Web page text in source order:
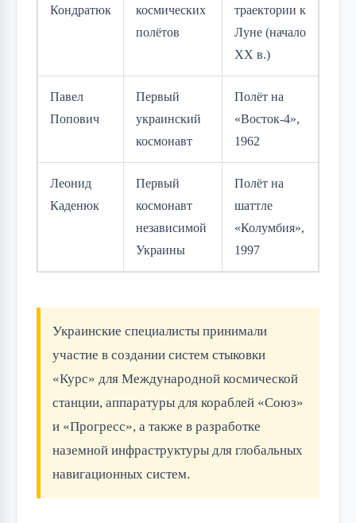
Кондратюк
космических
полётов
траектории к
Луне (начало
XX в.)
Павел
Попович
Первый
украинский
космонавт
Полёт на
«Восток-4»,
1962
Леонид
Каденюк
Первый
космонавт
независимой
Украины
Полёт на
шаттле
«Колумбия»,
1997
Украинские специалисты принимали
участие в создании систем стыковки
«Курс» для Международной космической
станции, аппаратуры для кораблей «Союз»
и «Прогресс», а также в разработке
наземной инфраструктуры для глобальных
навигационных систем.